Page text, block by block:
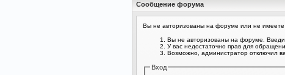
Сообщение форума
Вы не авторизованы на форуме или не имеете
Вы не авторизованы на форуме.
У вас недостаточно прав для
Возможно, администратор отключил
Вход